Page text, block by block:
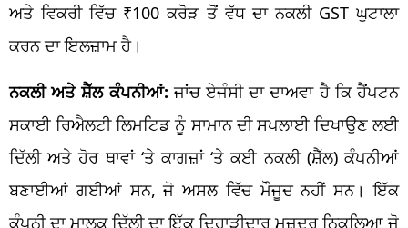
ਅਤੇ ਵਿਕਰੀ ਵਿੱਚ ₹100 ਕਰੋੜ ਤੋਂ ਵੱਧ ਦਾ ਨਕਲੀ GST ਘੁਟਾਲਾ
ਕਰਨ ਦਾ ਇਲਜ਼ਾਮ ਹੈ।
ਨਕਲੀ ਅਤੇ ਸ਼ੈੱਲ ਕੰਪਨੀਆਂ: ਜਾਂਚ ਏਜੰਸੀ ਦਾ ਦਾਅਵਾ ਹੈ ਕਿ ਹੈਂਪਟਨ
ਸਕਾਈ ਰਿਐਲਟੀ ਲਿਮਟਿਡ ਨੂੰ ਸਾਮਾਨ ਦੀ ਸਪਲਾਈ ਦਿਖਾਉਣ ਲਈ
ਦਿੱਲੀ ਅਤੇ ਹੋਰ ਥਾਵਾਂ ‘ਤੇ ਕਾਗਜ਼ਾਂ ‘ਤੇ ਕਈ ਨਕਲੀ (ਸ਼ੈੱਲ) ਕੰਪਨੀਆਂ
ਬਣਾਈਆਂ ਗਈਆਂ ਸਨ, ਜੋ ਅਸਲ ਵਿੱਚ ਮੌਜੂਦ ਨਹੀਂ ਸਨ। ਇੱਕ
ਕੰਪਨੀ ਦਾ ਮਾਲਕ ਦਿੱਲੀ ਦਾ ਇੱਕ ਦਿਹਾੜੀਦਾਰ ਮਜ਼ਦੂਰ ਨਿਕਲਿਆ ਜੋ